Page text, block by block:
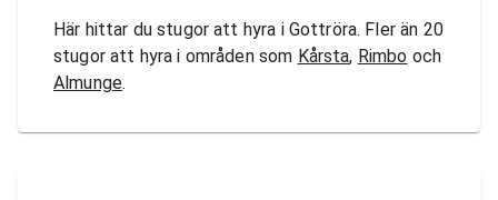
Här hittar du stugor att hyra i Gottröra. Fler än 20
stugor att hyra i områden som Kårsta, Rimbo och
Almunge.